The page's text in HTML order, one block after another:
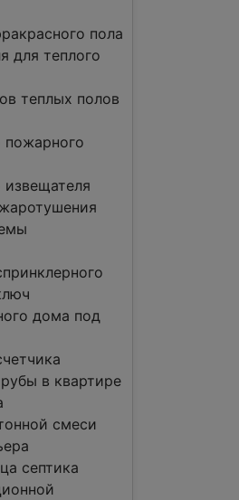
пола
для теплого
теплых полов
пожарного
дома под
в квартире
смеси
септика